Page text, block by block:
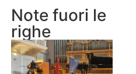
Note fuori le
righe